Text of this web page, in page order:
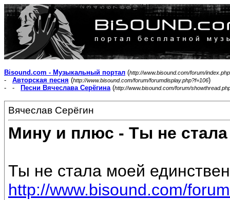
Bisound.com - Музыкальный портал (http://www.bisound.com/forum/index.php
- Авторская песня (http://www.bisound.com/forum/forumdisplay.php?f=106)
- -
Песни Вячеслава Серёгина(http://www.bisound.com/forum/
Вячеслав Серёгин
Мину и плюс - Ты не
Ты не стала моей
http://www.bisound.com/